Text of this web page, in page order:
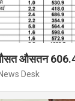
औसतन 606.4
News Desk